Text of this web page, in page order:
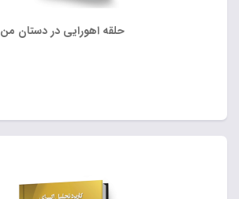
حلقه اهورایی در دستان من